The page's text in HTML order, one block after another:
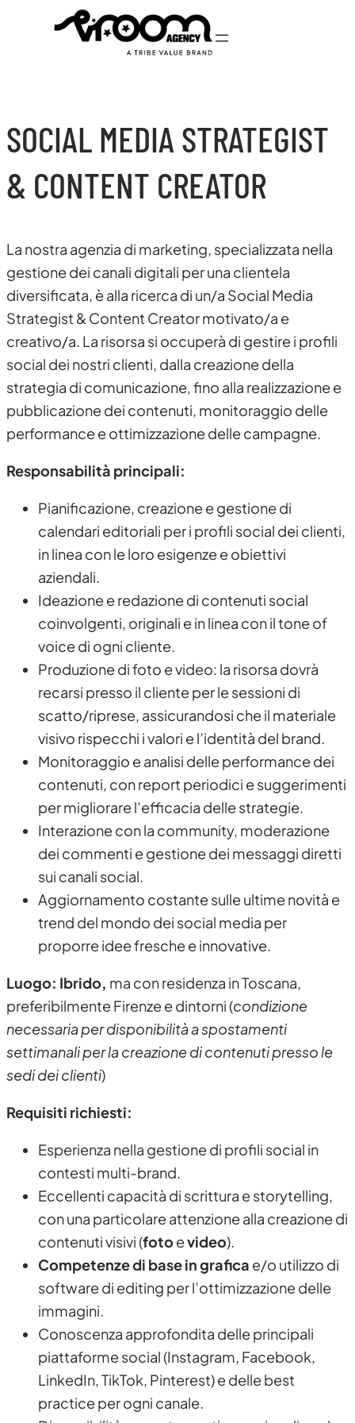
SOCIAL MEDIA STRATEGIST
& CONTENT CREATOR
La nostra agenzia di marketing, specializzata nella
gestione dei canali digitali per una clientela
diversificata, è alla ricerca di un/a Social Media
Strategist & Content Creator motivato/a e
creativo/a. La risorsa si occuperà di gestire i profili
social dei nostri clienti, dalla creazione della
strategia di comunicazione, fino alla realizzazione e
pubblicazione dei contenuti, monitoraggio delle
performance e ottimizzazione delle campagne.
Responsabilità principali:
Pianificazione, creazione e gestione di
calendari editoriali per i profili social dei clienti,
in linea con le loro esigenze e obiettivi
aziendali.
Ideazione e redazione di contenuti social
coinvolgenti, originali e in linea con il tone of
voice di ogni cliente.
Produzione di foto e video: la risorsa dovrà
recarsi presso il cliente per le sessioni di
scatto/riprese, assicurandosi che il materiale
visivo rispecchi i valori e l’identità del brand.
Monitoraggio e analisi delle performance dei
contenuti, con report periodici e suggerimenti
per migliorare l’efficacia delle strategie.
Interazione con la community, moderazione
dei commenti e gestione dei messaggi diretti
sui canali social.
Aggiornamento costante sulle ultime novità e
trend del mondo dei social media per
proporre idee fresche e innovative.
Luogo: Ibrido, ma con residenza inToscana,
preferibilmente Firenze e dintorni (condizione
necessaria per disponibilità a spostamenti
settimanali per la creazione di contenuti presso le
sedi dei clienti)
Requisiti richiesti:
Esperienza nella gestione di profili social in
contesti multi-brand.
Eccellenti capacità di scrittura e storytelling,
con una particolare attenzione alla creazione di
contenuti visivi (fotoevideo).
Competenze di base in grafica e/o utilizzo di
software di editing per l’ottimizzazione delle
immagini.
Conoscenza approfondita delle principali
piattaforme social (Instagram, Facebook,
LinkedIn, TikTok, Pinterest) e delle best
practice per ogni canale.